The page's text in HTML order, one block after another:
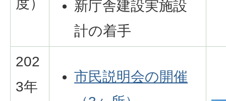
度）
新庁舎建設実施設
計の着手
202
3年
市民説明会の開催